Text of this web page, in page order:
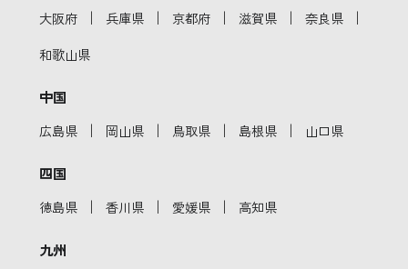
大阪府 ｜ 兵庫県 ｜ 京都府 ｜ 滋賀県 ｜ 奈良県 ｜
和歌山県
中国
広島県 ｜ 岡山県 ｜ 鳥取県 ｜ 島根県 ｜ 山口県
四国
徳島県 ｜ 香川県 ｜ 愛媛県 ｜ 高知県
九州